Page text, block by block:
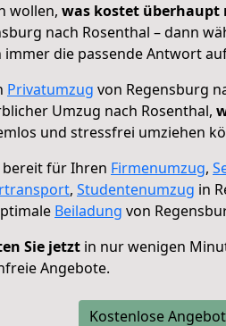
wollen, was kostet überhaupt
nach Rosenthal – dann
immer die passende Antwort
Privatumzug von Regensburg
Umzug nach Rosenthal,
und stressfrei umziehen
bereit für Ihren Firmenumzug,
, Studentenumzug in
Beiladung von
Sie jetzt in nur wenigen
Angebote.
Kostenlose